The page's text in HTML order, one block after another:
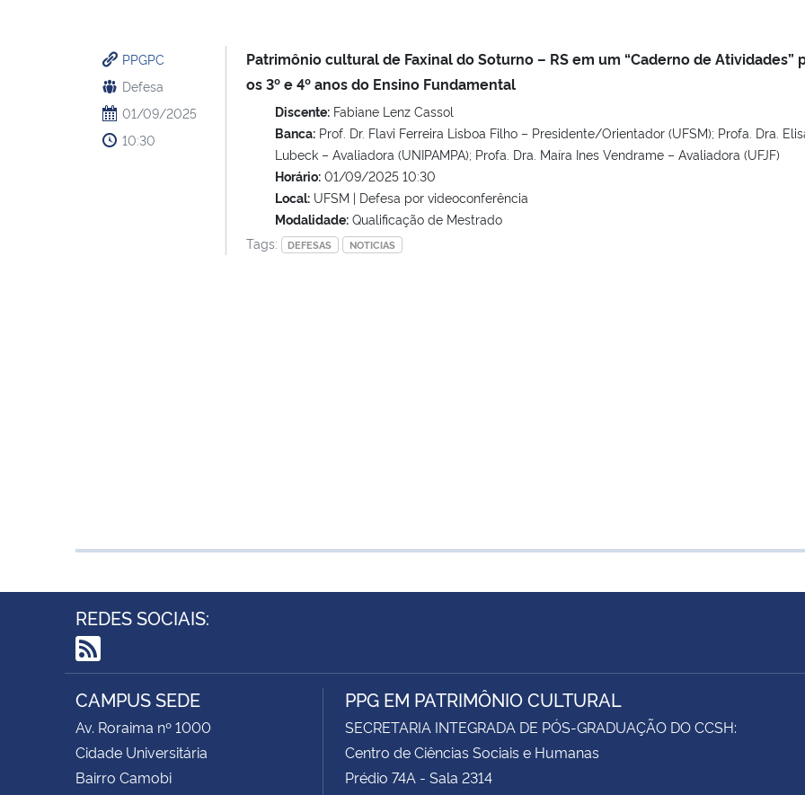
PPGPC
Defesa
01/09/2025
10:30
Patrimônio cultural de Faxinal do Soturno – RS em um “Caderno de Atividades”
os 3º e 4º anos do Ensino Fundamental
Discente:Fabiane Lenz Cassol
Banca:Prof. Dr. Flavi Ferreira Lisboa Filho – Presidente/Orientador (UFSM); Profa. Dra.
Lubeck – Avaliadora (UNIPAMPA); Profa. Dra. Maíra Ines Vendrame – Avaliadora (UFJF)
Horário:01/09/2025 10:30
Local:UFSM | Defesa por videoconferência
Modalidade:Qualificação de Mestrado
Tags:
DEFESAS NOTICIAS
REDES SOCIAIS:
RSS
CAMPUS SEDE
Av. Roraima nº 1000
Cidade Universitária
Bairro Camobi
PPG EM PATRIMÔNIO CULTURAL
SECRETARIA INTEGRADA DE PÓS-GRADUAÇÃO DO CCSH:
Centro de Ciências Sociais e Humanas
Prédio 74A - Sala 2314